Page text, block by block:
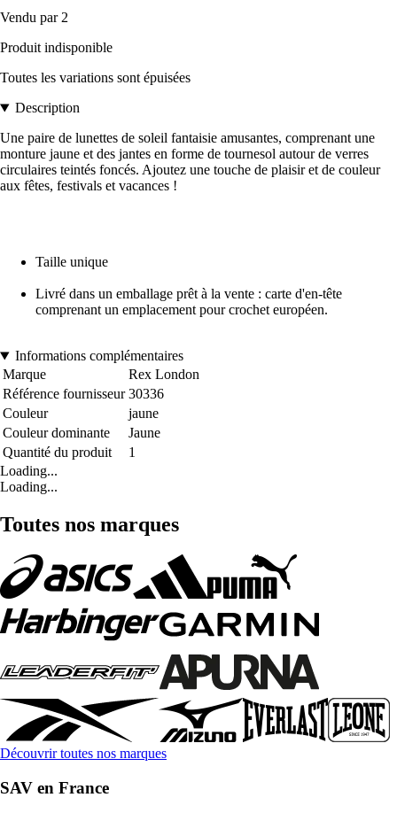
Vendu par 2
Produit indisponible
Toutes les variations sont épuisées
Description
Une paire de lunettes de soleil fantaisie amusantes, comprenant une
monture jaune et des jantes en forme de tournesol autour de verres
circulaires teintés foncés. Ajoutez une touche de plaisir et de couleur
aux fêtes, festivals et vacances !
Taille unique
Livré dans un emballage prêt à la vente : carte d'en-tête
comprenant un emplacement pour crochet européen.
Informations complémentaires
Marque
Rex London
Référence fournisseur 30336
Couleur
jaune
Couleur dominante
Jaune
Quantité du produit
1
Loading...
Loading...
Toutes nos marques
Découvrir toutes nos marques
SAV en France